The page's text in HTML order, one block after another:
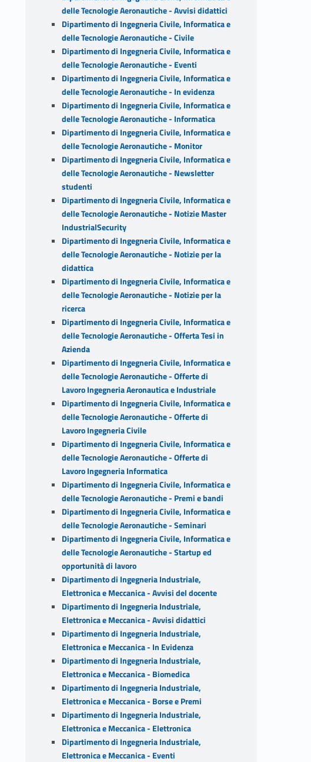
delle Tecnologie Aeronautiche - Avvisi didattici
Dipartimento di Ingegneria Civile, Informatica e
delle Tecnologie Aeronautiche - Civile
Dipartimento di Ingegneria Civile, Informatica e
delle Tecnologie Aeronautiche - Eventi
Dipartimento di Ingegneria Civile, Informatica e
delle Tecnologie Aeronautiche - In evidenza
Dipartimento di Ingegneria Civile, Informatica e
delle Tecnologie Aeronautiche - Informatica
Dipartimento di Ingegneria Civile, Informatica e
delle Tecnologie Aeronautiche - Monitor
Dipartimento di Ingegneria Civile, Informatica e
delle Tecnologie Aeronautiche - Newsletter
studenti
Dipartimento di Ingegneria Civile, Informatica e
delle Tecnologie Aeronautiche - Notizie Master
IndustrialSecurity
Dipartimento di Ingegneria Civile, Informatica e
delle Tecnologie Aeronautiche - Notizie per la
didattica
Dipartimento di Ingegneria Civile, Informatica e
delle Tecnologie Aeronautiche - Notizie per la
ricerca
Dipartimento di Ingegneria Civile, Informatica e
delle Tecnologie Aeronautiche - Offerta Tesi in
Azienda
Dipartimento di Ingegneria Civile, Informatica e
delle Tecnologie Aeronautiche - Offerte di
Lavoro Ingegneria Aeronautica e Industriale
Dipartimento di Ingegneria Civile, Informatica e
delle Tecnologie Aeronautiche - Offerte di
Lavoro Ingegneria Civile
Dipartimento di Ingegneria Civile, Informatica e
delle Tecnologie Aeronautiche - Offerte di
Lavoro Ingegneria Informatica
Dipartimento di Ingegneria Civile, Informatica e
delle Tecnologie Aeronautiche - Premi e bandi
Dipartimento di Ingegneria Civile, Informatica e
delle Tecnologie Aeronautiche - Seminari
Dipartimento di Ingegneria Civile, Informatica e
delle Tecnologie Aeronautiche - Startup ed
opportunità di lavoro
Dipartimento di Ingegneria Industriale,
Elettronica e Meccanica - Avvisi del docente
Dipartimento di Ingegneria Industriale,
Elettronica e Meccanica - Avvisi didattici
Dipartimento di Ingegneria Industriale,
Elettronica e Meccanica - In Evidenza
Dipartimento di Ingegneria Industriale,
Elettronica e Meccanica - Biomedica
Dipartimento di Ingegneria Industriale,
Elettronica e Meccanica - Borse e Premi
Dipartimento di Ingegneria Industriale,
Elettronica e Meccanica - Elettronica
Dipartimento di Ingegneria Industriale,
Elettronica e Meccanica - Eventi